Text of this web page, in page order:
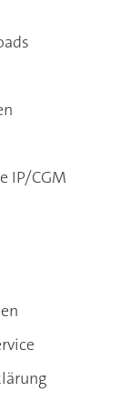
IP/CGM